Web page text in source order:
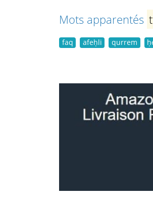
Mots apparentés
faq afeḥli qurrem